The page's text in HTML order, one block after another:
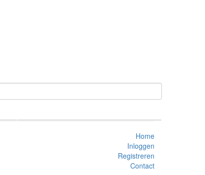
Home
Inloggen
Registreren
Contact